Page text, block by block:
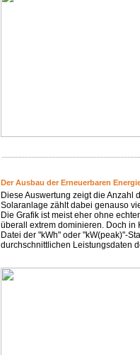
Der Ausbau der Erneuerbaren
Diese Auswertung zeigt die Anzahl
Solaranlage zählt dabei genauso
Die Grafik ist meist eher ohne
überall extrem dominieren. Doch in
Datei der "kWh" oder "kW(peak)"-
durchschnittlichen Leistungsdaten